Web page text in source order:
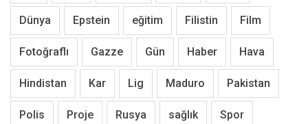
Dünya Epstein eğitim Filistin Film
Fotoğraflı Gazze Gün Haber Hava
Hindistan Kar Lig Maduro Pakistan
Polis Proje Rusya sağlık Spor